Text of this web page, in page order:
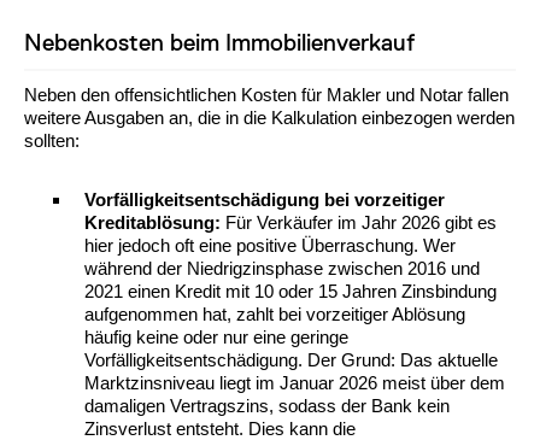
Nebenkosten beim Immobilienverkauf
Neben den offensichtlichen Kosten für Makler und Notar fallen
weitere Ausgaben an, die in die Kalkulation einbezogen werden
sollten:
Vorfälligkeitsentschädigung bei vorzeitiger
Kreditablösung: Für Verkäufer im Jahr 2026 gibt es
hier jedoch oft eine positive Überraschung. Wer
während der Niedrigzinsphase zwischen 2016 und
2021 einen Kredit mit 10 oder 15 Jahren Zinsbindung
aufgenommen hat, zahlt bei vorzeitiger Ablösung
häufig keine oder nur eine geringe
Vorfälligkeitsentschädigung. Der Grund: Das aktuelle
Marktzinsniveau liegt im Januar 2026 meist über dem
damaligen Vertragszins, sodass der Bank kein
Zinsverlust entsteht. Dies kann die